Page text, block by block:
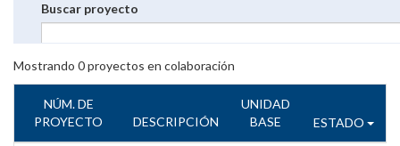
Buscar proyecto
Mostrando 0proyectos en colaboración
NÚM. DE
PROYECTO
DESCRIPCIÓN
UNIDAD
BASE
ESTADO